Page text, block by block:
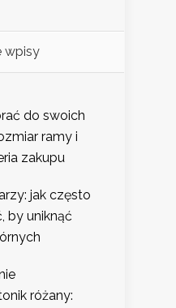
wpisy
do swoich
ramy i
zakupu
jak często
by uniknąć
różany: